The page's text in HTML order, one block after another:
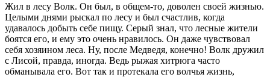
Жил в лесу Волк. Он был, в общем-то, доволен своей жизнью.
Целыми днями рыскал по лесу и был счастлив, когда
удавалось добыть себе пищу. Серый знал, что лесные жители
боятся его, и ему это очень нравилось. Он даже чувствовал
себя хозяином леса. Ну, после Медведя, конечно! Волк дружил
с Лисой, правда, иногда. Ведь рыжая хитрюга часто
обманывала его. Вот так и протекала его волчья жизнь,